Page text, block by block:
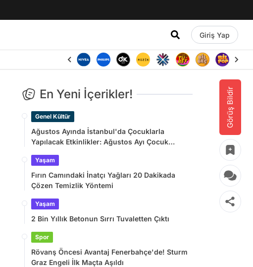
Giriş Yap
Görüş Bildir
En Yeni İçerikler!
Genel Kültür
Ağustos Ayında İstanbul'da Çocuklarla
Yapılacak Etkinlikler: Ağustos Ayı Çocuk
Yaşam
Fırın Camındaki İnatçı Yağları 20 Dakikada
Çözen Temizlik Yöntemi
Yaşam
2 Bin Yıllık Betonun Sırrı Tuvaletten Çıktı
Spor
Rövanş Öncesi Avantaj Fenerbahçe'de! Sturm
Graz Engeli İlk Maçta Aşıldı